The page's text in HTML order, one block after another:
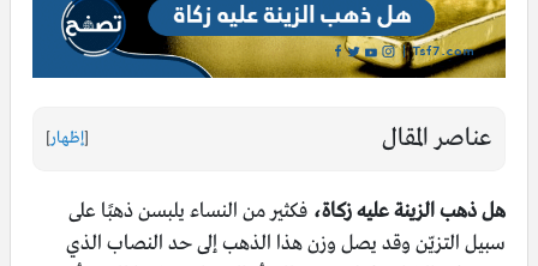
عناصر المقال [إظهار]
هل ذهب الزينة عليه زكاة، فكثير من النساء يلبسن ذهبًا على
سبيل التزيّن وقد يصل وزن هذا الذهب إلى حد النصاب الذي